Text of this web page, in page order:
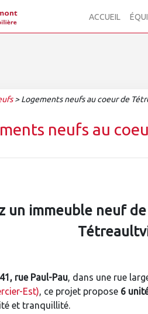
ACCUEIL
>Logements neufs au coeur de
neufs au
un immeuble neuf
rue Paul-Pau, dans une rue
Est), ce projet propose 6
et tranquillité.